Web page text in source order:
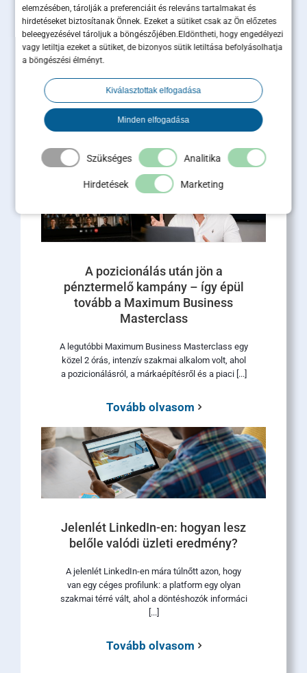
elemzésében, tárolják a preferenciáit és releváns tartalmakat és
hirdetéseket biztosítanak Önnek. Ezeket a sütiket csak az Ön előzetes
beleegyezésével tároljuk a böngészőjében.Eldöntheti, hogy engedélyezi
vagy letiltja ezeket a sütiket, de bizonyos sütik letiltása befolyásolhatja
a böngészési élményt.
Kiválasztottak elfogadása
Minden elfogadása
Szükséges Analitika
Hirdetések Marketing
Sales és marketing
összehangolása: 5 lépés a
hatékony együttműködéshez
A modern üzleti növekedés motorja az integrált
működés. A hazai piacfejlesztési tapasztalataink
és a globális kutatások alapján egyértelmű, h [...]
Tovább olvasom
A pozicionálás után jön a
pénztermelő kampány – így épül
tovább a Maximum Business
Masterclass
A legutóbbi Maximum Business Masterclass egy
közel 2 órás, intenzív szakmai alkalom volt, ahol
a pozicionálásról, a márkaépítésről és a piaci [...]
Tovább olvasom
Jelenlét LinkedIn-en: hogyan lesz
belőle valódi üzleti eredmény?
A jelenlét LinkedIn-en mára túlnőtt azon, hogy
van egy céges profilunk: a platform egy olyan
szakmai térré vált, ahol a döntéshozók informáci
[...]
Tovább olvasom